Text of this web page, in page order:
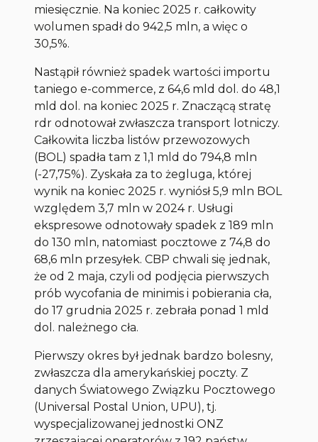
miesięcznie. Na koniec 2025 r. całkowity
wolumen spadł do 942,5 mln, a więc o
30,5%.
Nastąpił również spadek wartości importu
taniego e-commerce, z 64,6 mld dol. do 48,1
mld dol. na koniec 2025 r. Znaczącą stratę
rdr odnotował zwłaszcza transport lotniczy.
Całkowita liczba listów przewozowych
(BOL) spadła tam z 1,1 mld do 794,8 mln
(-27,75%). Zyskała za to żegluga, której
wynik na koniec 2025 r. wyniósł 5,9 mln BOL
względem 3,7 mln w 2024 r. Usługi
ekspresowe odnotowały spadek z 189 mln
do 130 mln, natomiast pocztowe z 74,8 do
68,6 mln przesyłek. CBP chwali się jednak,
że od 2 maja, czyli od podjęcia pierwszych
prób wycofania de minimis i pobierania cła,
do 17 grudnia 2025 r. zebrała ponad 1 mld
dol. należnego cła.
Pierwszy okres był jednak bardzo bolesny,
zwłaszcza dla amerykańskiej poczty. Z
danych Światowego Związku Pocztowego
(Universal Postal Union, UPU), tj.
wyspecjalizowanej jednostki ONZ